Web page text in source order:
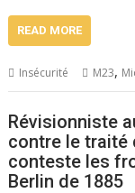
READ MORE
Insécurité M23,
Révisionniste
contre le traité
conteste les
Berlin de 1885